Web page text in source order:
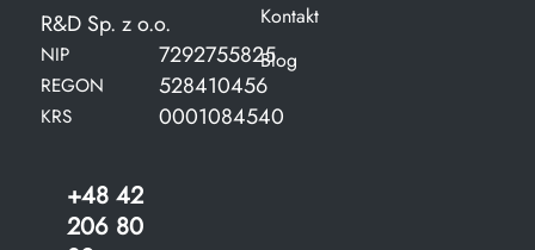
R&D Sp. z o.o.
NIP 7292755825
REGON 528410456
KRS 0001084540
+48 42
206 80
Kontakt
Blog